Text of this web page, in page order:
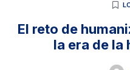
El reto de
la era de la